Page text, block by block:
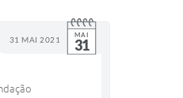
31 MAI 2021 MAI
31